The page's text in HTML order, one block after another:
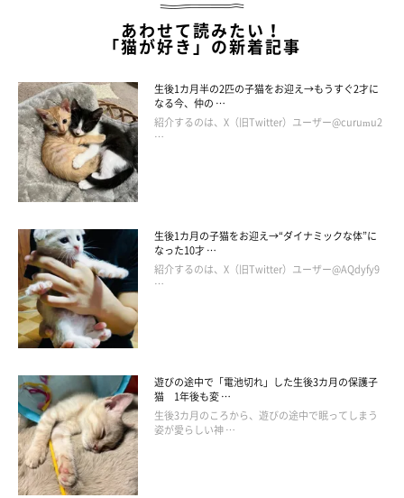
あわせて読みたい！
「猫が好き」の新着記事
生後1カ月半の2匹の子猫をお迎え→もうすぐ2才に
なる今、仲の …
紹介するのは、X（旧Twitter）ユーザー@curumu2
…
生後1カ月の子猫をお迎え→“ダイナミックな体”に
なった10才 …
紹介するのは、X（旧Twitter）ユーザー@AQdyfy9
…
遊びの途中で「電池切れ」した生後3カ月の保護子
猫 1年後も変 …
生後3カ月のころから、遊びの途中で眠ってしまう
姿が愛らしい神 …